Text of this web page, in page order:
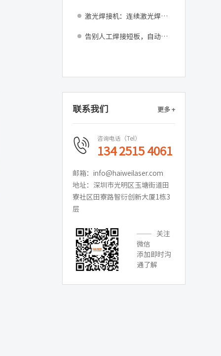
激光焊接机：连续激光焊接和脉冲激光焊接的区别
告别人工焊接短板，自动化激光焊接设备实现稳定量产
联系我们 更多 +
咨询电话（Tel）
134 2515 4061
邮箱：info@haiweilaser.com
地址：深圳市光明区玉塘街道田
寮社区田寮路智衍创新大厦1栋3
层
关注
微信
添加即时沟
通了解